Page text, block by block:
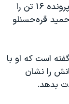
دادگاه انقلاب اسلامی استان البرز در این پرونده ۱۶ تن را
قره‌حسنلو
است که او با
را نشان
بدهد.